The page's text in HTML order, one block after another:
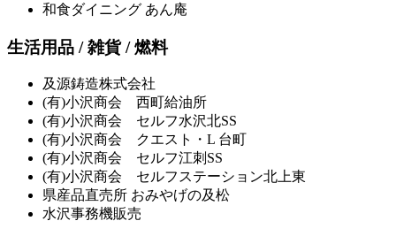
和食ダイニング あん庵
生活用品 / 雑貨 / 燃料
及源鋳造株式会社
(有)小沢商会 西町給油所
(有)小沢商会 セルフ水沢北SS
(有)小沢商会 クエスト・L 台町
(有)小沢商会 セルフ江刺SS
(有)小沢商会 セルフステーション北上東
県産品直売所 おみやげの及松
水沢事務機販売